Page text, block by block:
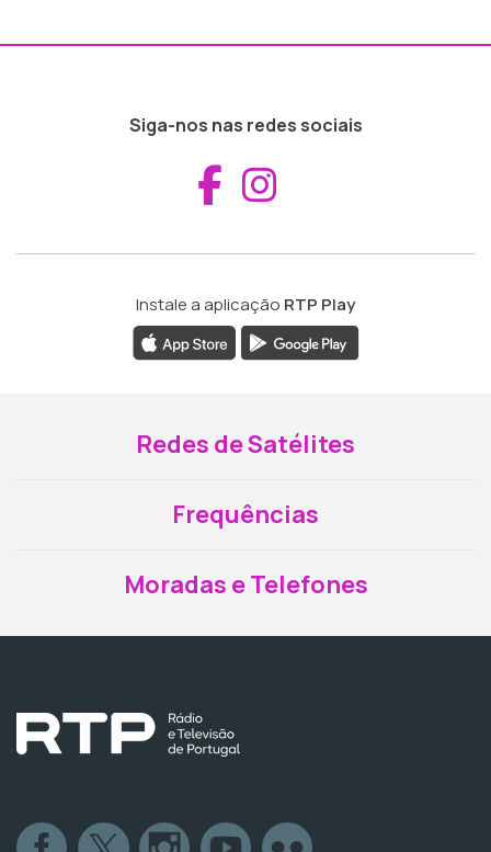
Siga-nos nas redes sociais
Aceder ao
Instale a aplicação RTP Play
Redes de Satélites
Frequências
Moradas e Telefones